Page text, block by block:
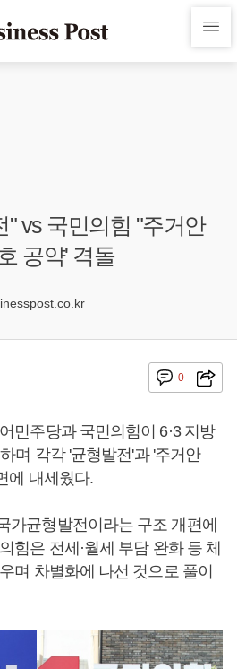
" vs 국민의힘 "주거안
공약' 격돌
0
민주당과 국민의힘이 6·3 지방
며 각각 '균형발전'과 '주거안
에 내세웠다.
가균형발전이라는 구조 개편에
힘은 전세·월세 부담 완화 등 체
며 차별화에 나선 것으로 풀이